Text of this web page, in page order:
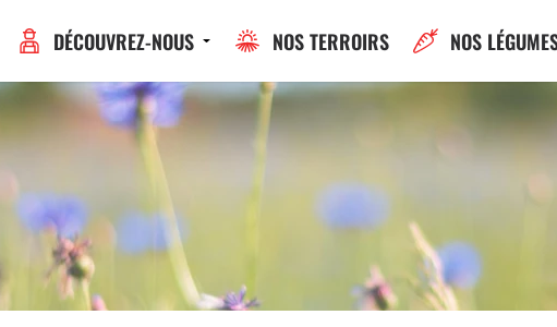
DÉCOUVREZ-NOUS NOS TERROIRS NOS